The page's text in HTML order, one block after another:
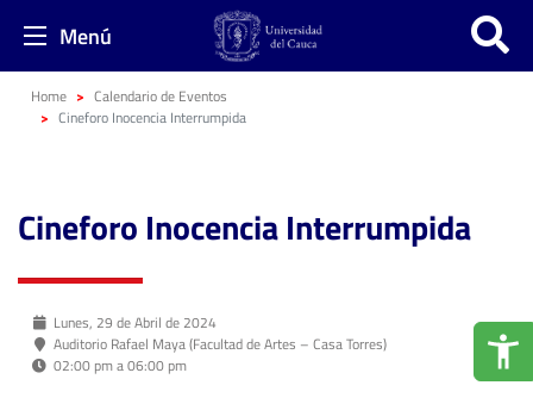
Menú
Home
Calendario de Eventos
Cineforo Inocencia Interrumpida
Cineforo Inocencia Interrumpida
Lunes, 29 de Abril de 2024
Auditorio Rafael Maya (Facultad de Artes – Casa Torres)
02:00 pm a 06:00 pm